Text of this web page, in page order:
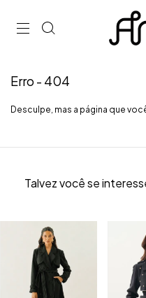
Erro - 404
Desculpe, mas a página que
Talvez você se